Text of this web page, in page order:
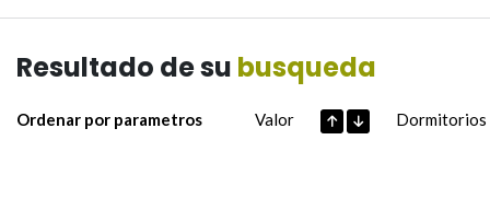
Resultado de su busqueda
Ordenar por parametros Valor Dormitorios